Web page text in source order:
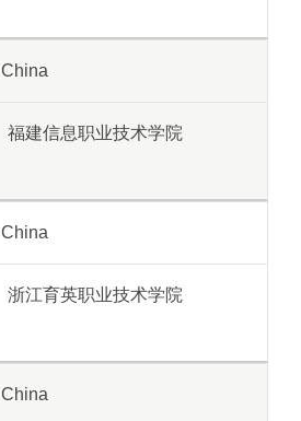
China
福建信息职业技术学院
China
浙江育英职业技术学院
China